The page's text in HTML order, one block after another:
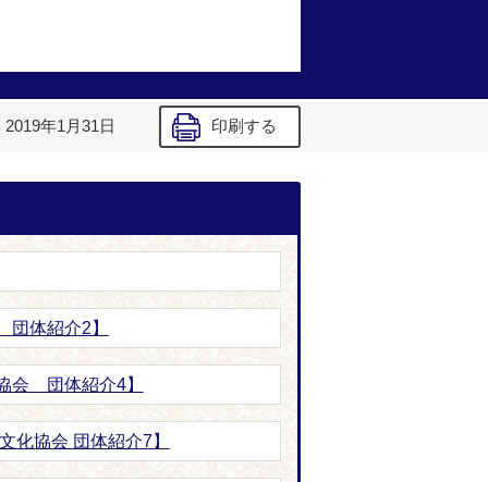
2019年1月31日 印刷する
体紹介2】
会 団体紹介4】
化協会 団体紹介7】